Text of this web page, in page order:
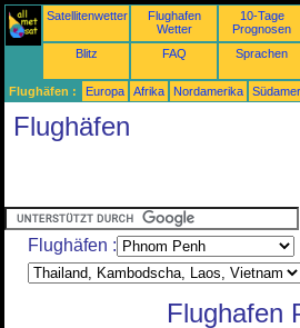
Satellitenwetter
Flughafen
Wetter
10-Tage
Prognosen
Blitz FAQ Sprachen
Flughäfen : Europa Afrika Nordamerika
Flughäfen
Flughäfen :
Flughafen